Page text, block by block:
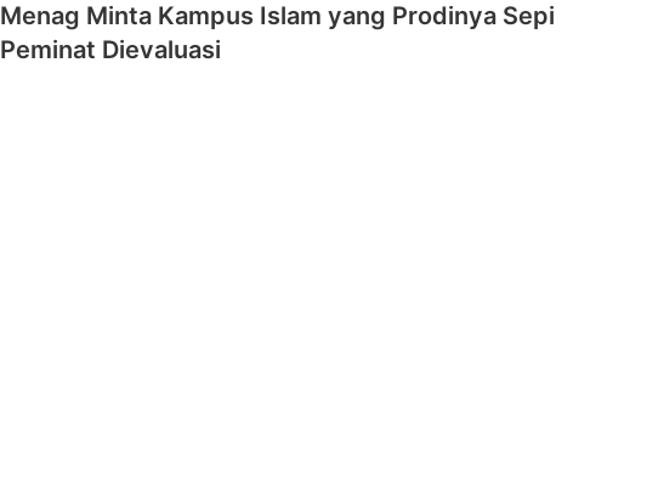
Menag Minta Kampus Islam yang Prodinya Sepi
Peminat Dievaluasi